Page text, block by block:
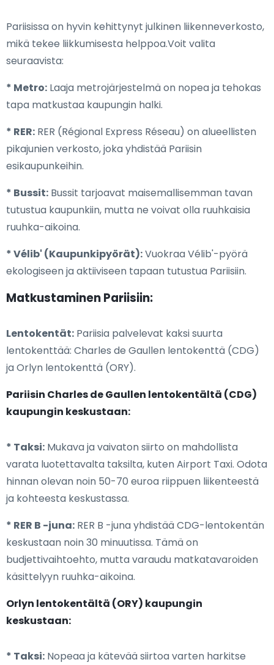
Pariisissa on hyvin kehittynyt julkinen liikenneverkosto,
mikä tekee liikkumisesta helppoa.Voit valita
seuraavista:
* Metro: Laaja metrojärjestelmä on nopea ja tehokas
tapa matkustaa kaupungin halki.
* RER: RER (Régional Express Réseau) on alueellisten
pikajunien verkosto, joka yhdistää Pariisin
esikaupunkeihin.
* Bussit: Bussit tarjoavat maisemallisemman tavan
tutustua kaupunkiin, mutta ne voivat olla ruuhkaisia
ruuhka-aikoina.
* Vélib' (Kaupunkipyörät):Vuokraa Vélib'-pyörä
ekologiseen ja aktiiviseen tapaan tutustua Pariisiin.
Matkustaminen Pariisiin:
Lentokentät: Pariisia palvelevat kaksi suurta
lentokenttää: Charles de Gaullen lentokenttä (CDG)
ja Orlyn lentokenttä (ORY).
Pariisin Charles de Gaullen lentokentältä (CDG)
kaupungin keskustaan:
* Taksi: Mukava ja vaivaton siirto on mahdollista
varata luotettavalta taksilta, kuten Airport Taxi. Odota
hinnan olevan noin 50-70 euroa riippuen liikenteestä
ja kohteesta keskustassa.
* RER B -juna: RER B -juna yhdistää CDG-lentokentän
keskustaan noin 30 minuutissa. Tämä on
budjettivaihtoehto, mutta varaudu matkatavaroiden
käsittelyyn ruuhka-aikoina.
Orlyn lentokentältä (ORY) kaupungin
keskustaan:
* Taksi: Nopeaa ja kätevää siirtoa varten harkitse